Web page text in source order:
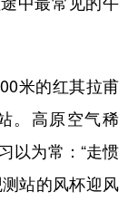
米的红其拉甫
。高原空气稀
以为常：“走惯
站的风杯迎风